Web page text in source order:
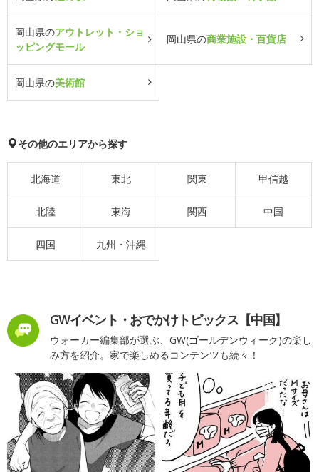
岡山県のアウトレット・ショ
ッピングモール
岡山県の商業施設・百貨店
岡山県の美術館
その他のエリアから探す
北海道 東北 関東 甲信越
北陸 東海 関西 中国
四国 九州・沖縄
GWイベント・おでかけトピックス【中国】
ウォーカー編集部が選ぶ、GW(ゴールデンウィーク)の楽し
み方を紹介。家で楽しめるコンテンツも続々！